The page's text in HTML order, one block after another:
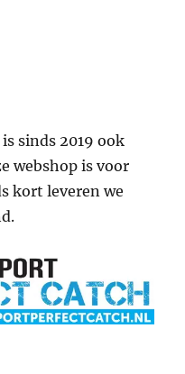
sinds 2019 ook
webshop is voor
kort leveren we